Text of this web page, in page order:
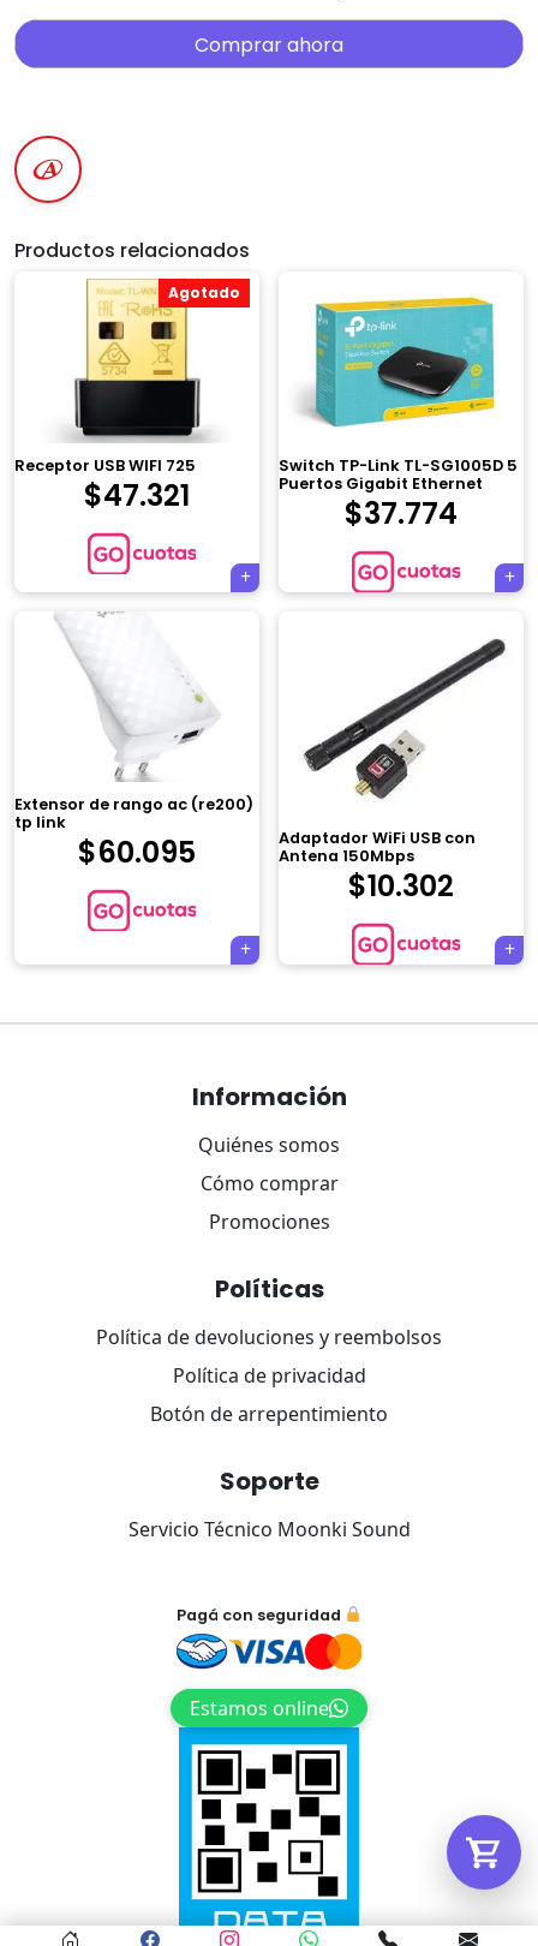
Comprar ahora
Productos relacionados
Agotado
Receptor USB WIFI 725
$47.321
Switch TP-Link TL-SG1005D 5
Puertos Gigabit Ethernet
$37.774
Extensor de rango ac (re200)
tp link
$60.095
Adaptador WiFi USB con
Antena 150Mbps
$10.302
Navegación
Información
Quiénes somos
Cómo comprar
Promociones
Políticas
Política de devoluciones y reembolsos
Política de privacidad
Botón de arrepentimiento
Soporte
Servicio Técnico Moonki Sound
Pagá con seguridad
Estamos online
Tu carrito está vacío.
Agregá un producto y aparecerá acá